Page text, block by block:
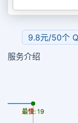
9.8元/50个
服务介绍
最慢: 19
最快: 19